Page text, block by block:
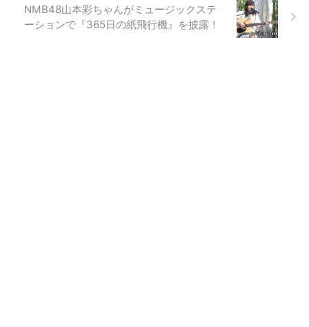
NMB48山本彩ちゃんがミュージックステ
ーションで『365日の紙飛行機』を披露！